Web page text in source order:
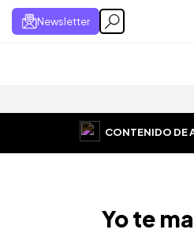
Newsletter
CONTENIDO DE
Yo te